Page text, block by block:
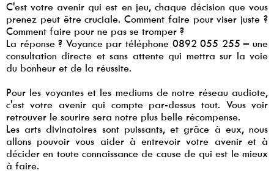
C'est votre avenir qui est en jeu, chaque décision que vous
prenez peut être cruciale. Comment faire pour viser juste ?
Comment faire pour ne pas se tromper ?
La réponse ? Voyance par téléphone 0892 055 255 – une
consultation directe et sans attente qui mettra sur la voie
du bonheur et de la réussite.
Pour les voyantes et les mediums de notre réseau audiote,
c'est votre avenir qui compte par-dessus tout. Vous voir
retrouver le sourire sera notre plus belle récompense.
Les arts divinatoires sont puissants, et grâce à eux, nous
allons pouvoir vous aider à entrevoir votre avenir et à
décider en toute connaissance de cause de qui est le mieux
à faire.